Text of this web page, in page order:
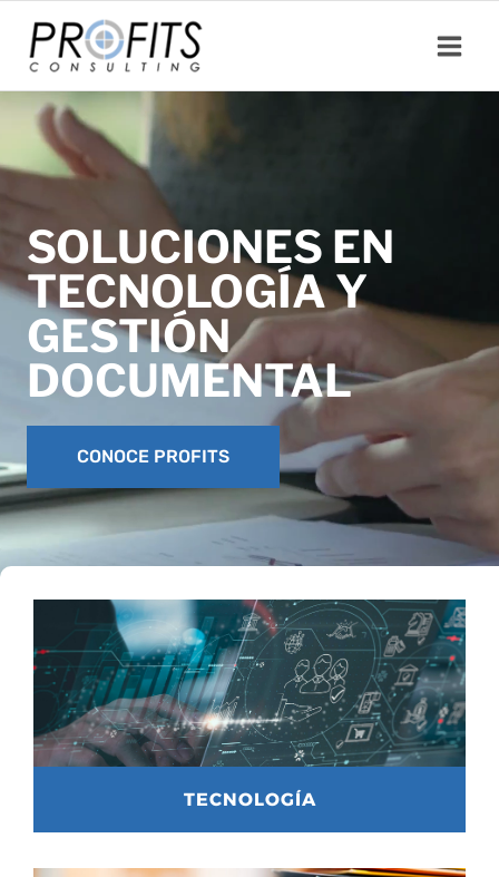
contenido
SOLUCIONES EN
TECNOLOGÍA Y
GESTIÓN
DOCUMENTAL
CONOCE PROFITS
TECNOLOGÍA